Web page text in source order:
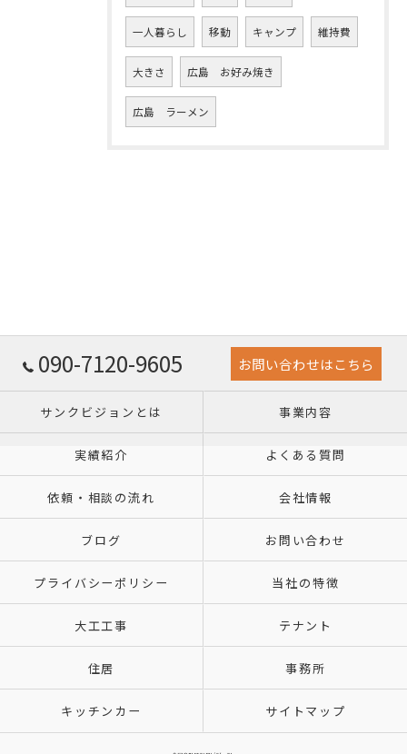
一人暮らし 移動 キャンプ 維持費
大きさ 広島 お好み焼き
広島 ラーメン
090-7120-9605 お問い合わせはこちら
サンクビジョンとは 事業内容
実績紹介 よくある質問
依頼・相談の流れ 会社情報
ブログ お問い合わせ
プライバシーポリシー 当社の特徴
大工工事 テナント
住居 事務所
キッチンカー サイトマップ